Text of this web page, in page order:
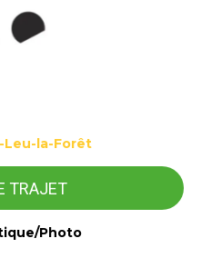
Leu-la-Forêt
TRAJET
Photo